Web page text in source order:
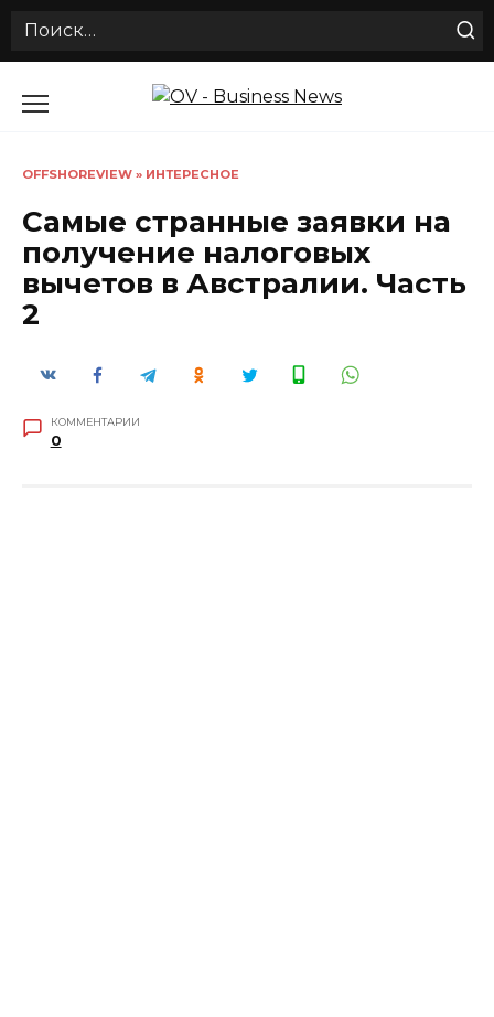
Search
OFFSHOREVIEW » ИНТЕРЕСНОЕ
Самые странные заявки на
получение налоговых
вычетов в Австралии. Часть
2
КОММЕНТАРИИ
0